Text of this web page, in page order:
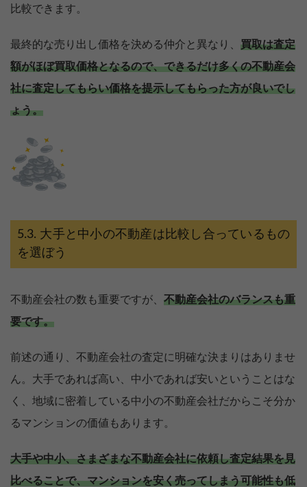
比較できます。
最終的な売り出し価格を決める仲介と異なり、 買取は査定
額がほぼ買取価格となるので、できるだけ多くの不動産会
社に査定してもらい価格を提示してもらった方が良いでし
ょう。
大手と中小の不動産は比較し合っているもの
を選ぼう
不動産会社の数も重要ですが、 不動産会社のバランスも重
要です。
前述の通り、不動産会社の査定に明確な決まりはありませ
ん。大手であれば高い、中小であれば安いということはな
く、地域に密着している中小の不動産会社だからこそ分か
るマンションの価値もあります。
大手や中小、さまざまな不動産会社に依頼し査定結果を見
比べることで、マンションを安く売ってしまう可能性も低